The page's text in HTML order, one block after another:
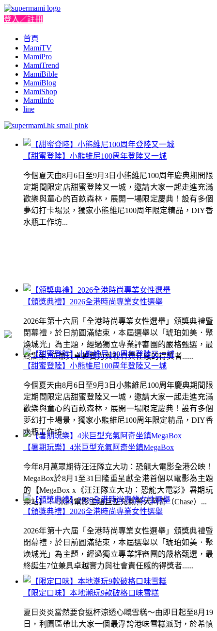
登入／註冊
首頁
MamiTV
MamiPro
MamiTrend
MamiBible
MamiBlog
MamiShop
MamiInfo
line
【甜蜜登陸】小熊維尼100周年登陸又一城
今個夏天由8月6日至9月3日小熊維尼100周年慶典期間限
定期間限定店甜蜜登陸又一城，邀請大家一起走進充滿
歡樂與童心的百畝森林，展開一場限定慶典！設有多個
夢幻打卡場景，獨家小熊維尼100周年限定精品，DIY香
水瓶工作坊...
【頒獎典禮】2026全港時尚專業女性選舉
2026年第十六屆「全港時尚專業女性選舉」頒獎典禮暨
閉幕禮，於日前圓滿結束，本屆選舉以「琥珀如美．聚
煥城光」為主題，經過獨立專業評審團的嚴格甄選，最
終誕生7位兼具卓越實力與社會責任感的得獎者......
【暑期玩樂】4米巨型充氣阿奇坐鎮MegaBox
今年8月萬眾期待汪汪隊立大功：恐龍大電影全港公映！
MegaBox於8月1至31日隆重呈獻全港首個以電影為主題
的【MegaBox x《汪汪隊立大功：恐龍大電影》暑期玩
樂站】！4米的電影主題巨型充氣警犬阿奇（Chase）...
【限定口味】本地潮玩9款破格口味雪糕
夏日炎炎當然要食返杯涼透心嘅雪糕～由即日起至8月19
日，利園區帶比大家一個最浮誇港味雪糕派對，於希慎
【甜蜜登陸】小熊維尼100周年登陸又一城
今個夏天由8月6日至9月3日小熊維尼100周年慶典期間限
定期間限定店甜蜜登陸又一城，邀請大家一起走進充滿
歡樂與童心的百畝森林，展開一場限定慶典！設有多個
夢幻打卡場景，獨家小熊維尼100周年限定精品，DIY香
水瓶工作坊...
【頒獎典禮】2026全港時尚專業女性選舉
2026年第十六屆「全港時尚專業女性選舉」頒獎典禮暨
閉幕禮，於日前圓滿結束，本屆選舉以「琥珀如美．聚
煥城光」為主題，經過獨立專業評審團的嚴格甄選，最
終誕生7位兼具卓越實力與社會責任感的得獎者......